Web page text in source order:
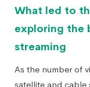
What led to
exploring the
streaming
As the number of
satellite and cable